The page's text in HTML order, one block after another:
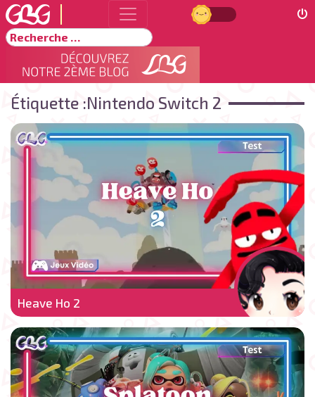
Jour
Rechercher
Étiquette :Nintendo Switch 2
Heave Ho 2